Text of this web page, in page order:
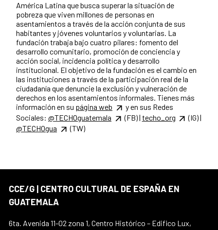
América Latina que busca superar la situación de
pobreza que viven millones de personas en
asentamientos a través de la acción conjunta de sus
habitantes y jóvenes voluntarios y voluntarias. La
fundación trabaja bajo cuatro pilares: fomento del
desarrollo comunitario, promoción de conciencia y
acción social, incidencia política y desarrollo
institucional. El objetivo de la fundación es el cambio en
las instituciones a través de la participación real de la
ciudadanía que denuncie la exclusión y vulneración de
derechos en los asentamientos informales. Tienes más
información en su página web
y en sus Redes
Sociales: @TECHOguatemala (FB) | techo_org
(IG) |
@TECHOgua
(TW)
CCE/G | CENTRO CULTURAL DE ESPAÑA EN
GUATEMALA
6ta. Avenida 11-02 zona 1, Centro Histórico – Edifico Lux,